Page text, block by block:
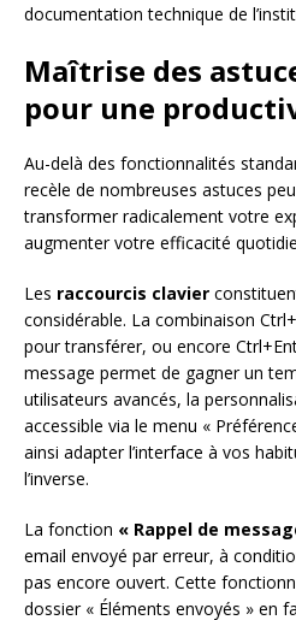
documentation technique de
Maîtrise des
pour une
Au-delà des fonctionnalités
recèle de nombreuses astuces
transformer radicalement votre
augmenter votre efficacité
Les raccourcis clavier
considérable. La combinaison
pour transférer, ou encore
message permet de gagner un
utilisateurs avancés, la
accessible via le menu «
ainsi adapter l’interface à vos
l’inverse.
La fonction « Rappel de
email envoyé par erreur, à
pas encore ouvert. Cette
dossier « Éléments envoyés » en